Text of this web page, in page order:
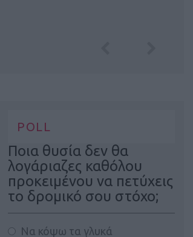
POLL
Ποια θυσία δεν θα
λογάριαζες καθόλου
προκειμένου να πετύχεις
το δρομικό σου στόχο;
Να κόψω τα γλυκά